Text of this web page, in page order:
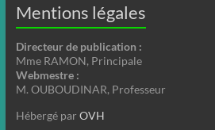
Mentions légales
Directeur de publication :
Mme RAMON, Principale
Webmestre :
M. OUBOUDINAR, Professeur
Hébergé par OVH